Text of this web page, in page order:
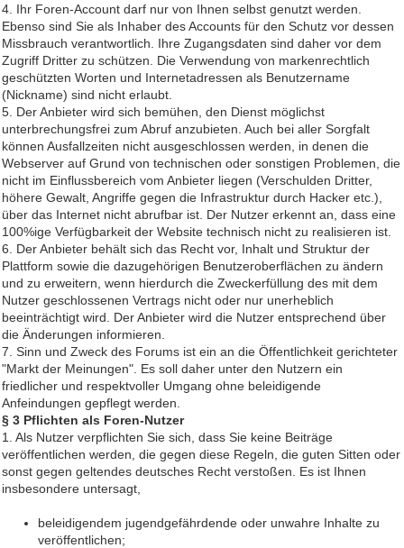
4. Ihr Foren-Account darf nur von Ihnen selbst genutzt werden.
Ebenso sind Sie als Inhaber des Accounts für den Schutz vor dessen
Missbrauch verantwortlich. Ihre Zugangsdaten sind daher vor dem
Zugriff Dritter zu schützen. Die Verwendung von markenrechtlich
geschützten Worten und Internetadressen als Benutzername
(Nickname) sind nicht erlaubt.
5. Der Anbieter wird sich bemühen, den Dienst möglichst
unterbrechungsfrei zum Abruf anzubieten. Auch bei aller Sorgfalt
können Ausfallzeiten nicht ausgeschlossen werden, in denen die
Webserver auf Grund von technischen oder sonstigen Problemen, die
nicht im Einflussbereich vom Anbieter liegen (Verschulden Dritter,
höhere Gewalt, Angriffe gegen die Infrastruktur durch Hacker etc.),
über das Internet nicht abrufbar ist. Der Nutzer erkennt an, dass eine
100%ige Verfügbarkeit der Website technisch nicht zu realisieren ist.
6. Der Anbieter behält sich das Recht vor, Inhalt und Struktur der
Plattform sowie die dazugehörigen Benutzeroberflächen zu ändern
und zu erweitern, wenn hierdurch die Zweckerfüllung des mit dem
Nutzer geschlossenen Vertrags nicht oder nur unerheblich
beeinträchtigt wird. Der Anbieter wird die Nutzer entsprechend über
die Änderungen informieren.
7. Sinn und Zweck des Forums ist ein an die Öffentlichkeit gerichteter
"Markt der Meinungen". Es soll daher unter den Nutzern ein
friedlicher und respektvoller Umgang ohne beleidigende
Anfeindungen gepflegt werden.
§ 3 Pflichten als Foren-Nutzer
1. Als Nutzer verpflichten Sie sich, dass Sie keine Beiträge
veröffentlichen werden, die gegen diese Regeln, die guten Sitten oder
sonst gegen geltendes deutsches Recht verstoßen. Es ist Ihnen
insbesondere untersagt,
beleidigendem jugendgefährdende oder unwahre Inhalte zu
veröffentlichen;